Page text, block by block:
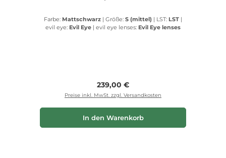
Farbe: Mattschwarz | Größe: S (mittel) | LST: LST |
evil eye: Evil Eye | evil eye lenses: Evil Eye lenses
Regulärer Preis:
239,00 €
Preise inkl. MwSt. zzgl. Versandkosten
In den Warenkorb